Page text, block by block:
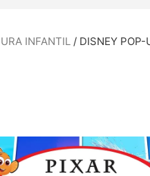
INFANTIL/ DISNEY POP-